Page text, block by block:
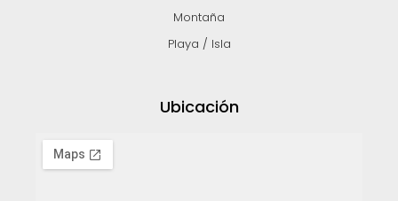
Montaña
Playa / Isla
Ubicación